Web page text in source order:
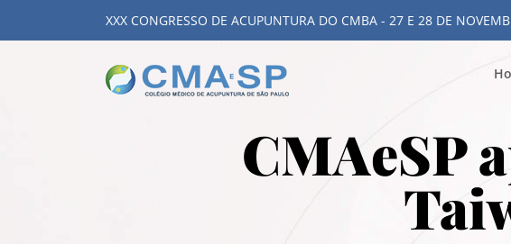
XXX CONGRESSO DE ACUPUNTURA DO CMBA - 27 E 28 DE
CMAeSP